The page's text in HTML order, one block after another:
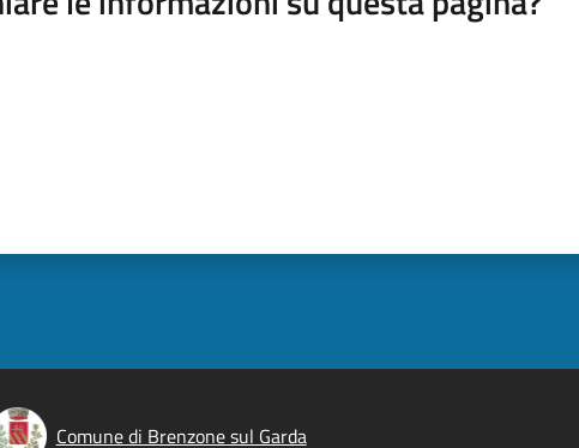
Comune di Brenzone sul Garda